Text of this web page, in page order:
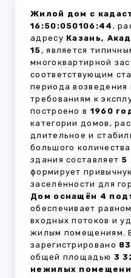
Жилой дом с
16:50:050106:44 ,
адресу Казань,
15, является
многоквартирной
соответствующим
периода возведения
требованиям к
построено в 1960
категории домов,
длительное и
большого
здания составляет 5
формирует
заселённости для
Дом оснащён 4
обеспечивает
входных потоков и
жилым помещениям.
зарегистрировано
общей площадью 3
нежилых